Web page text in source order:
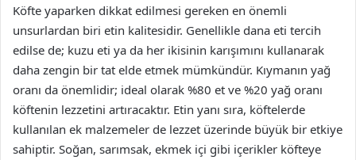
Köfte yaparken dikkat edilmesi gereken en önemli
unsurlardan biri etin kalitesidir. Genellikle dana eti tercih
edilse de; kuzu eti ya da her ikisinin karışımını kullanarak
daha zengin bir tat elde etmek mümkündür. Kıymanın yağ
oranı da önemlidir; ideal olarak %80 et ve %20 yağ oranı
köftenin lezzetini artıracaktır. Etin yanı sıra, köftelerde
kullanılan ek malzemeler de lezzet üzerinde büyük bir etkiye
sahiptir. Soğan, sarımsak, ekmek içi gibi içerikler köfteye